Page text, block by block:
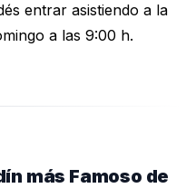
entrar asistiendo a la
a las 9:00 h.
más Famoso de